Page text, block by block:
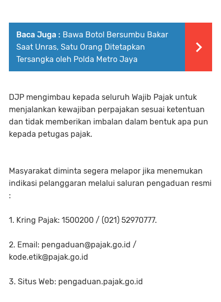
Baca Juga : Bawa Botol Bersumbu Bakar
Saat Unras, Satu Orang Ditetapkan
Tersangka oleh Polda Metro Jaya
DJP mengimbau kepada seluruh Wajib Pajak untuk
menjalankan kewajiban perpajakan sesuai ketentuan
dan tidak memberikan imbalan dalam bentuk apa pun
kepada petugas pajak.
Masyarakat diminta segera melapor jika menemukan
indikasi pelanggaran melalui saluran pengaduan resmi
:
1. Kring Pajak: 1500200 / (021) 52970777.
2. Email: pengaduan@pajak.go.id /
kode.etik@pajak.go.id
3. Situs Web: pengaduan.pajak.go.id